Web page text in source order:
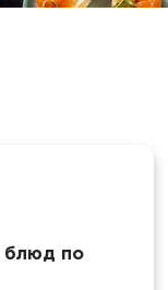
блюд по